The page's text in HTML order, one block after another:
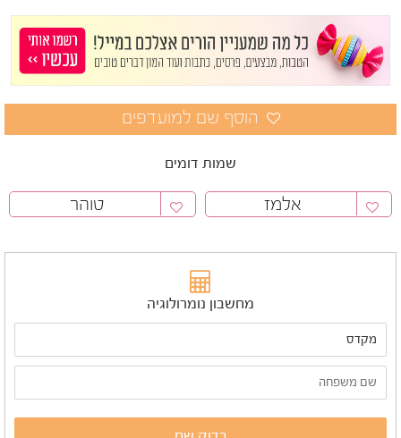
שמות דומים
אלמז טוהר
מחשבון נומרולוגיה